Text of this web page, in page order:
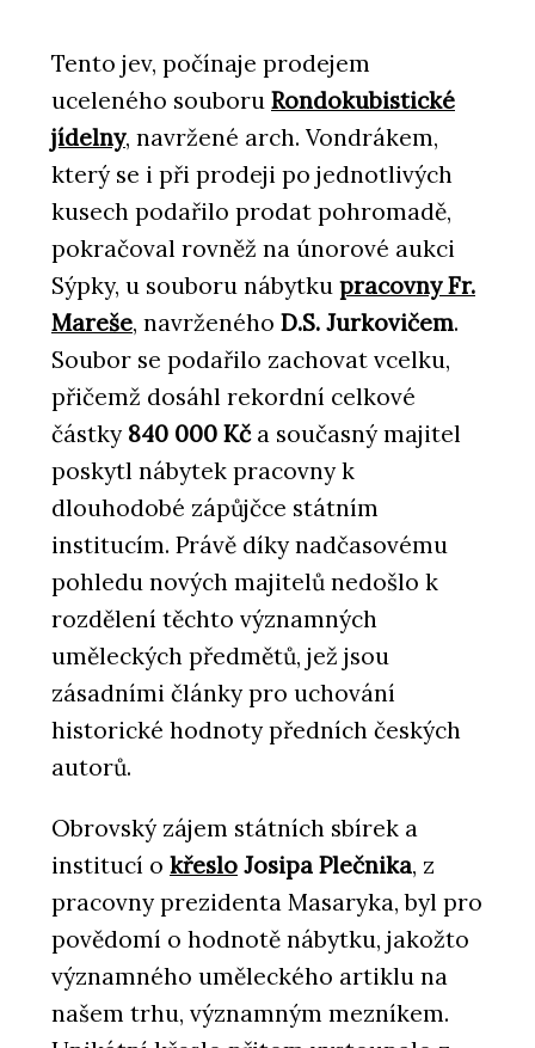
Tento jev, počínaje prodejem
uceleného souboru Rondokubistické
jídelny, navržené arch. Vondrákem,
který se i při prodeji po jednotlivých
kusech podařilo prodat pohromadě,
pokračoval rovněž na únorové aukci
Sýpky, u souboru nábytku pracovny Fr.
Mareše, navrženého D.S. Jurkovičem.
Soubor se podařilo zachovat vcelku,
přičemž dosáhl rekordní celkové
částky 840 000 Kča současný majitel
poskytl nábytek pracovny k
dlouhodobé zápůjčce státním
institucím. Právě díky nadčasovému
pohledu nových majitelů nedošlo k
rozdělení těchto významných
uměleckých předmětů, jež jsou
zásadními články pro uchování
historické hodnoty předních českých
autorů.
Obrovský zájem státních sbírek a
institucí o křeslo Josipa Plečnika, z
pracovny prezidenta Masaryka, byl pro
povědomí o hodnotě nábytku, jakožto
významného uměleckého artiklu na
našem trhu, významným mezníkem.